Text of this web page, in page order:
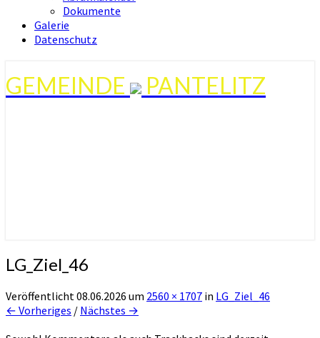
Dokumente
Galerie
Datenschutz
GEMEINDE PANTELITZ
LG_Ziel_46
Veröffentlicht08.06.2026 um 2560 × 1707 in LG_Ziel_46
← Vorheriges / Nächstes →